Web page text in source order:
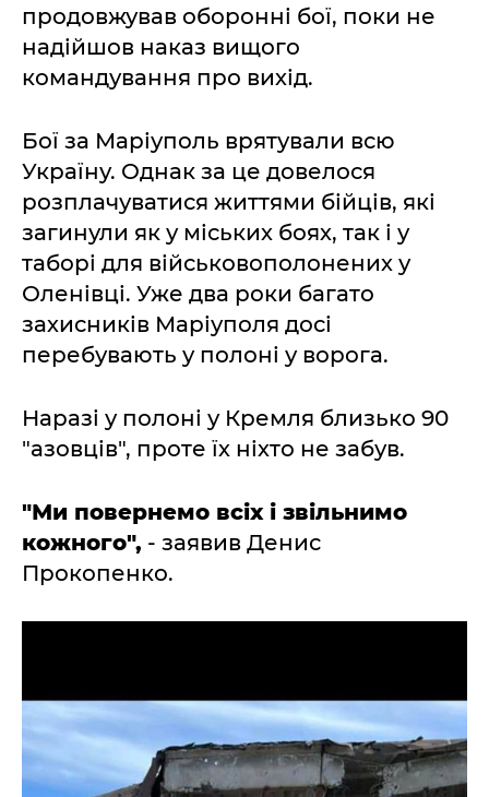
продовжував оборонні бої, поки не
надійшов наказ вищого
командування про вихід.
Бої за Маріуполь врятували всю
Україну. Однак за це довелося
розплачуватися життями бійців, які
загинули як у міських боях, так і у
таборі для військовополонених у
Оленівці. Уже два роки багато
захисників Маріуполя досі
перебувають у полоні у ворога.
Наразі у полоні у Кремля близько 90
"азовців", проте їх ніхто не забув.
"Ми повернемо всіх і звільнимо
кожного", - заявив Денис
Прокопенко.